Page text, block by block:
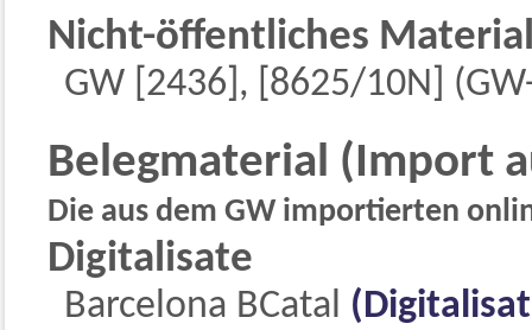
Nicht-öffentliches
GW [2436], [8625/10N]
Belegmaterial (Import
Die aus dem GW importierten
Digitalisate
Barcelona BCatal